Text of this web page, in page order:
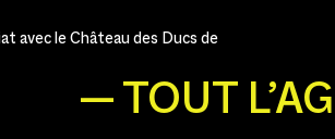
avec le Château des Ducs de
— TOUT